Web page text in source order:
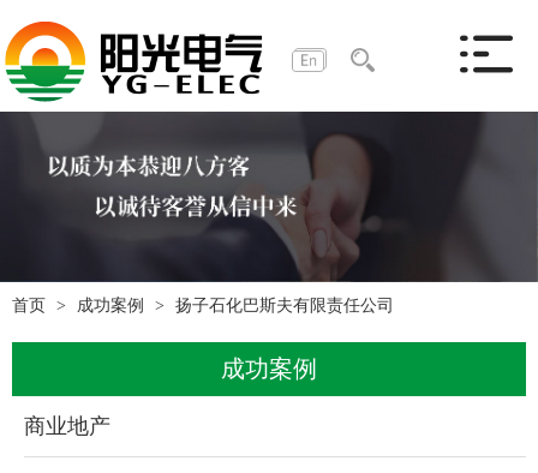
首页 成功案例 扬子石化巴斯夫有限责任公司
成功案例
商业地产